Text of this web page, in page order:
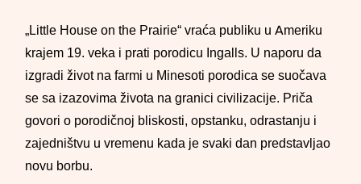
„Little House on the Prairie“ vraća publiku u Ameriku
krajem 19. veka i prati porodicu Ingalls. U naporu da
izgradi život na farmi u Minesoti porodica se suočava
se sa izazovima života na granici civilizacije. Priča
govori o porodičnoj bliskosti, opstanku, odrastanju i
zajedništvu u vremenu kada je svaki dan predstavljao
novu borbu.